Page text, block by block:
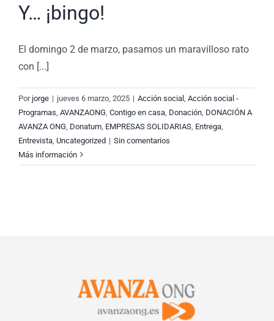
Y… ¡bingo!
El domingo 2 de marzo, pasamos un maravilloso rato
con [...]
Por jorge | jueves 6 marzo, 2025 | Acción social Acción social -
Programas AVANZAONG Contigo en casa Donación DONACIÓN A
AVANZA ONG Donatum EMPRESAS SOLIDARIAS Entrega
Entrevista Uncategorized | Sin comentarios
Más información